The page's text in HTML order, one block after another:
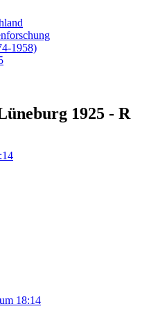
1958)
1925 - R
18:14